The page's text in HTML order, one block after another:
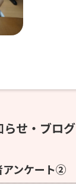
らせ・ブログ
ンケート②